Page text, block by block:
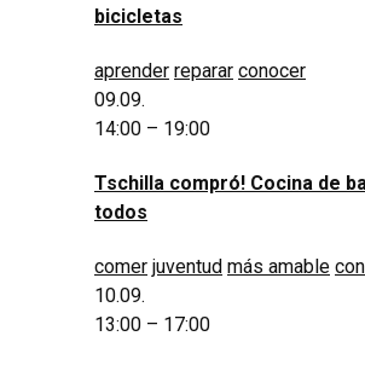
bicicletas
aprender reparar conocer
09.09.
14:00 – 19:00
Tschilla compró! Cocina de
todos
comer juventud más amable
10.09.
13:00 – 17:00